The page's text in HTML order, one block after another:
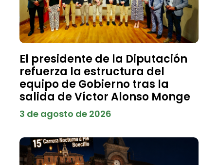
El presidente de la Diputación
refuerza la estructura del
equipo de Gobierno tras la
salida de Víctor Alonso Monge
3 de agosto de 2026